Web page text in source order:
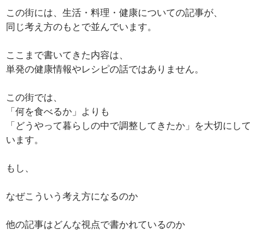
この街には、生活・料理・健康についての記事が、
同じ考え方のもとで並んでいます。
ここまで書いてきた内容は、
単発の健康情報やレシピの話ではありません。
この街では、
「何を食べるか」よりも
「どうやって暮らしの中で調整してきたか」を大切にして
います。
もし、
なぜこういう考え方になるのか
他の記事はどんな視点で書かれているのか